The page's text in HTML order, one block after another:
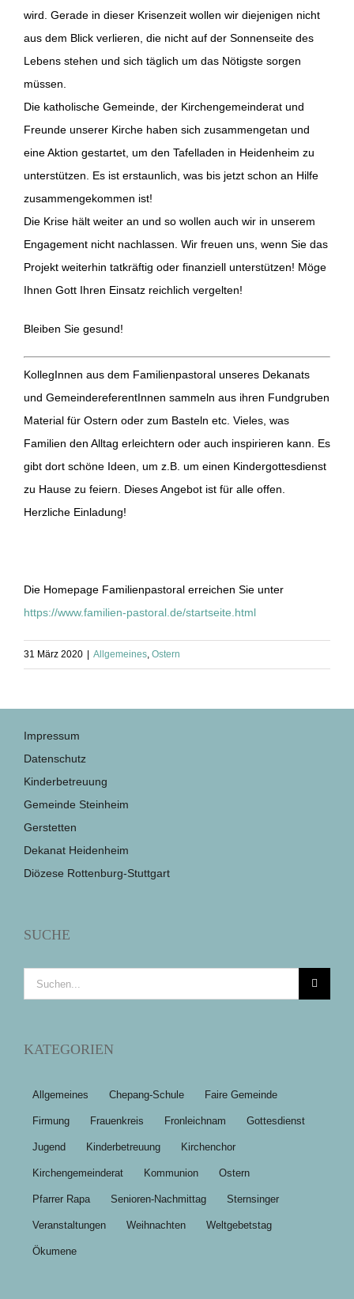
wird. Gerade in dieser Krisenzeit wollen wir diejenigen nicht
aus dem Blick verlieren, die nicht auf der Sonnenseite des
Lebens stehen und sich täglich um das Nötigste sorgen
müssen.
Die katholische Gemeinde, der Kirchengemeinderat und
Freunde unserer Kirche haben sich zusammengetan und
eine Aktion gestartet, um den Tafelladen in Heidenheim zu
unterstützen. Es ist erstaunlich, was bis jetzt schon an Hilfe
zusammengekommen ist!
Die Krise hält weiter an und so wollen auch wir in unserem
Engagement nicht nachlassen. Wir freuen uns, wenn Sie das
Projekt weiterhin tatkräftig oder finanziell unterstützen! Möge
Ihnen Gott Ihren Einsatz reichlich vergelten!
Bleiben Sie gesund!
KollegInnen aus dem Familienpastoral unseres Dekanats
und GemeindereferentInnen sammeln aus ihren Fundgruben
Material für Ostern oder zum Basteln etc. Vieles, was
Familien den Alltag erleichtern oder auch inspirieren kann. Es
gibt dort schöne Ideen, um z.B. um einen Kindergottesdienst
zu Hause zu feiern. Dieses Angebot ist für alle offen.
Herzliche Einladung!
Die Homepage Familienpastoral erreichen Sie unter
https://www.familien-pastoral.de/startseite.html
31 März 2020 Allgemeines, Ostern
Impressum
Datenschutz
Kinderbetreuung
Gemeinde Steinheim
Gerstetten
Dekanat Heidenheim
Diözese Rottenburg-Stuttgart
SUCHE
Suche
nach:
KATEGORIEN
Allgemeines Chepang-Schule Faire Gemeinde
Firmung Frauenkreis Fronleichnam Gottesdienst
Jugend Kinderbetreuung Kirchenchor
Kirchengemeinderat Kommunion Ostern
Pfarrer Rapa Senioren-Nachmittag Sternsinger
Veranstaltungen Weihnachten Weltgebetstag
Ökumene